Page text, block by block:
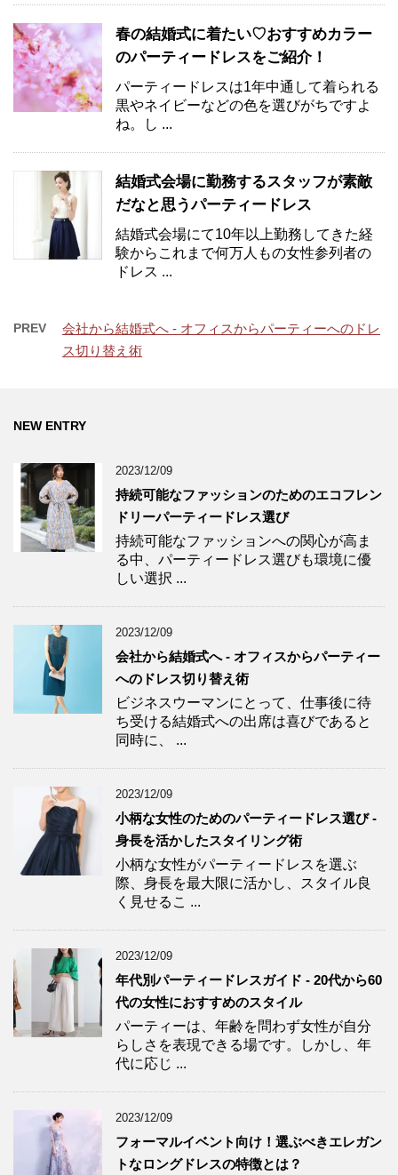
春の結婚式に着たい♡おすすめカラー
のパーティードレスをご紹介！
パーティードレスは1年中通して着られる
黒やネイビーなどの色を選びがちですよ
ね。し ...
結婚式会場に勤務するスタッフが素敵
だなと思うパーティードレス
結婚式会場にて10年以上勤務してきた経
験からこれまで何万人もの女性参列者の
ドレス ...
PREV
会社から結婚式へ - オフィスからパーティーへのドレ
ス切り替え術
NEW ENTRY
2023/12/09
持続可能なファッションのためのエコフレン
ドリーパーティードレス選び
持続可能なファッションへの関心が高ま
る中、パーティードレス選びも環境に優
しい選択 ...
2023/12/09
会社から結婚式へ - オフィスからパーティー
へのドレス切り替え術
ビジネスウーマンにとって、仕事後に待
ち受ける結婚式への出席は喜びであると
同時に、 ...
2023/12/09
小柄な女性のためのパーティードレス選び -
身長を活かしたスタイリング術
小柄な女性がパーティードレスを選ぶ
際、身長を最大限に活かし、スタイル良
く見せるこ ...
2023/12/09
年代別パーティードレスガイド - 20代から60
代の女性におすすめのスタイル
パーティーは、年齢を問わず女性が自分
らしさを表現できる場です。しかし、年
代に応じ ...
2023/12/09
フォーマルイベント向け！選ぶべきエレガン
トなロングドレスの特徴とは？